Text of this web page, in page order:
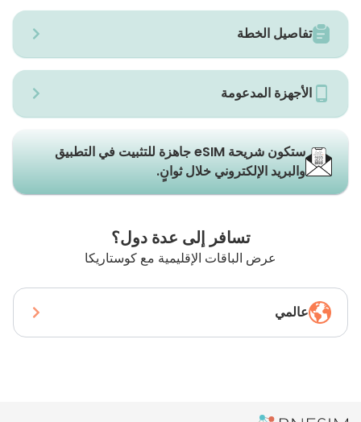
تفاصيل الخطة
الأجهزة المدعومة
ستكون شريحة eSIM جاهزة للتثبيت في التطبيق
والبريد الإلكتروني خلال ثوانٍ.
تسافر إلى عدة دول؟
عرض الباقات الإقليمية مع كوستاريكا
عالمي